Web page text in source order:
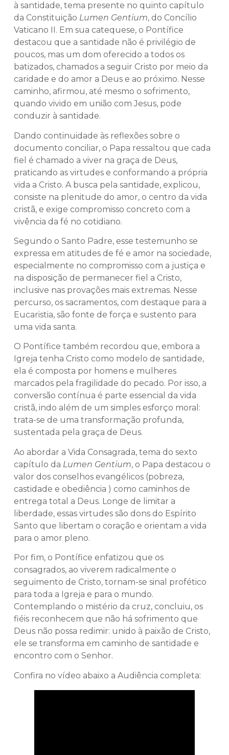
à santidade, tema presente no quinto capítulo
da Constituição Lumen Gentium, do Concílio
Vaticano II. Em sua catequese, o Pontífice
destacou que a santidade não é privilégio de
poucos, mas um dom oferecido a todos os
batizados, chamados a seguir Cristo por meio da
caridade e do amor a Deus e ao próximo. Nesse
caminho, afirmou, até mesmo o sofrimento,
quando vivido em união com Jesus, pode
conduzir à santidade.
Dando continuidade às reflexões sobre o
documento conciliar, o Papa ressaltou que cada
fiel é chamado a viver na graça de Deus,
praticando as virtudes e conformando a própria
vida a Cristo. A busca pela santidade, explicou,
consiste na plenitude do amor, o centro da vida
cristã, e exige compromisso concreto com a
vivência da fé no cotidiano.
Segundo o Santo Padre, esse testemunho se
expressa em atitudes de fé e amor na sociedade,
especialmente no compromisso com a justiça e
na disposição de permanecer fiel a Cristo,
inclusive nas provações mais extremas. Nesse
percurso, os sacramentos, com destaque para a
Eucaristia, são fonte de força e sustento para
uma vida santa.
O Pontífice também recordou que, embora a
Igreja tenha Cristo como modelo de santidade,
ela é composta por homens e mulheres
marcados pela fragilidade do pecado. Por isso, a
conversão contínua é parte essencial da vida
cristã, indo além de um simples esforço moral:
trata-se de uma transformação profunda,
sustentada pela graça de Deus.
Ao abordar a Vida Consagrada, tema do sexto
capítulo da Lumen Gentium, o Papa destacou o
valor dos conselhos evangélicos (pobreza,
castidade e obediência ) como caminhos de
entrega total a Deus. Longe de limitar a
liberdade, essas virtudes são dons do Espírito
Santo que libertam o coração e orientam a vida
para o amor pleno.
Por fim, o Pontífice enfatizou que os
consagrados, ao viverem radicalmente o
seguimento de Cristo, tornam-se sinal profético
para toda a Igreja e para o mundo.
Contemplando o mistério da cruz, concluiu, os
fiéis reconhecem que não há sofrimento que
Deus não possa redimir: unido à paixão de Cristo,
ele se transforma em caminho de santidade e
encontro com o Senhor.
Confira no vídeo abaixo a Audiência completa: